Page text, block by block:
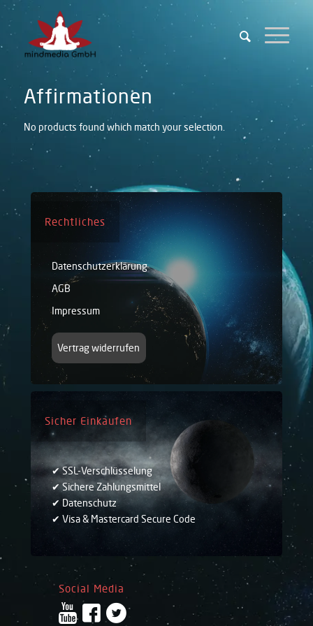
Affirmationen
No products found which match your selection.
Rechtliches
Datenschutzerklärung
AGB
Impressum
Vertrag widerrufen
Sicher Einkaufen
✔ SSL-Verschlüsselung
✔ Sichere Zahlungsmittel
✔ Datenschutz
✔ Visa & Mastercard Secure Code
Social Media